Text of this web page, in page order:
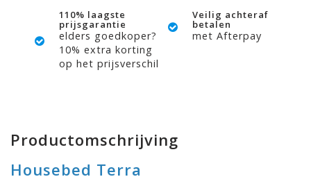
110% laagste
prijsgarantie
elders goedkoper?
10% extra korting
op het prijsverschil
Veilig achteraf
betalen
met Afterpay
Productomschrijving
Housebed Terra